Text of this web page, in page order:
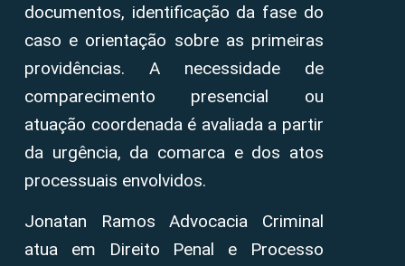
documentos, identificação da fase do
caso e orientação sobre as primeiras
providências. A necessidade de
comparecimento presencial ou
atuação coordenada é avaliada a partir
da urgência, da comarca e dos atos
processuais envolvidos.
Jonatan Ramos Advocacia Criminal
atua em Direito Penal e Processo